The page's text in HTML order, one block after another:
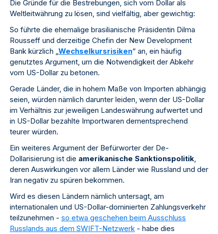
Die Gründe für die Bestrebungen, sich vom Dollar als
Weltleitwährung zu lösen, sind vielfältig, aber gewichtig:
So führte die ehemalige brasilianische Präsidentin Dilma
Rousseff und derzeitige Chefin der New Development
Bank kürzlich „Wechselkursrisiken“ an, ein häufig
genutztes Argument, um die Notwendigkeit der Abkehr
vom US-Dollar zu betonen.
Gerade Länder, die in hohem Maße von Importen abhängig
seien, würden nämlich darunter leiden, wenn der US-Dollar
im Verhältnis zur jeweiligen Landeswährung aufwertet und
in US-Dollar bezahlte Importwaren dementsprechend
teurer würden.
Ein weiteres Argument der Befürworter der De-
Dollarisierung ist die amerikanische Sanktionspolitik,
deren Auswirkungen vor allem Länder wie Russland und der
Iran negativ zu spüren bekommen.
Wird es diesen Ländern nämlich untersagt, am
internationalen und US-Dollar-dominierten Zahlungsverkehr
teilzunehmen - so etwa geschehen beim Ausschluss
Russlands aus dem SWIFT-Netzwerk - habe dies